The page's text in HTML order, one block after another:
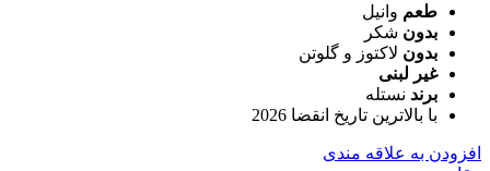
طعم وانیل
بدون شکر
بدون لاکتوز و گلوتن
غیر لبنی
برند نستله
با بالاترین تاریخ انقضا 2026
افزودن به علاقه مندی